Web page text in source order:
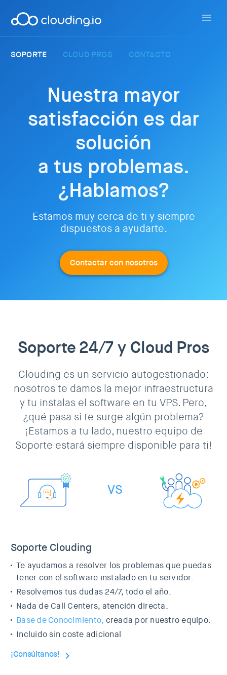
SOPORTE CLOUD PROS CONTACTO
Nuestra mayor
satisfacción es dar
solución
a tus problemas.
¿Hablamos?
Estamos muy cerca de ti y siempre
dispuestos a ayudarte.
Contactar con nosotros
Soporte 24/7 y Cloud Pros
Clouding es un servicio autogestionado:
nosotros te damos la mejor infraestructura
y tu instalas el software en tu VPS. Pero,
¿qué pasa si te surge algún problema?
¡Estamos a tu lado, nuestro equipo de
Soporte estará siempre disponible para ti!
VS
Soporte Clouding
Te ayudamos a resolver los problemas que puedas
tener con el software instalado en tu servidor.
Resolvemos tus dudas 24/7, todo el año.
Nada de Call Centers, atención directa.
Base de Conocimiento, creada por nuestro equipo.
Incluido sin coste adicional
¡Consúltanos!